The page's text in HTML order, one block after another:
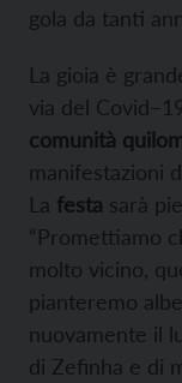
gola da tanti
La gioia è
via del
comunità
manifestazioni
La festa sarà
“Promettiamo
molto vicino,
pianteremo
nuovamente il
di Zefinha e di